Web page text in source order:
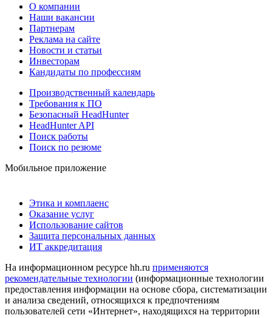
О компании
Наши вакансии
Партнерам
Реклама на сайте
Новости и статьи
Инвесторам
Кандидаты по профессиям
Производственный календарь
Требования к ПО
Безопасный HeadHunter
HeadHunter API
Поиск работы
Поиск по резюме
Мобильное приложение
Этика и комплаенс
Оказание услуг
Использование сайтов
Защита персональных данных
ИТ аккредитация
На информационном ресурсе hh.ru применяются
рекомендательные технологии (информационные технологии
предоставления информации на основе сбора, систематизации
и анализа сведений, относящихся к предпочтениям
пользователей сети «Интернет», находящихся на территории